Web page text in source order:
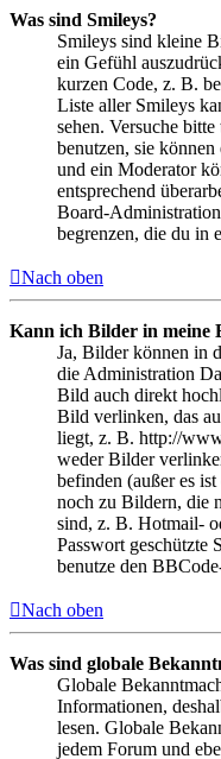
Was sind Smileys?
Smileys sind kleine
ein Gefühl
kurzen Code, z. B.
Liste aller Smileys
sehen. Versuche
benutzen, sie
und ein Moderator
entsprechend
Board-
begrenzen, die du in
Nach oben
Kann ich Bilder in meine
Ja, Bilder können in
die Administration
Bild auch direkt
Bild verlinken, das
liegt, z. B. http://
weder Bilder
befinden (außer es
noch zu Bildern, die
sind, z. B. Hotmail-
Passwort geschützte
benutze den
Nach oben
Was sind globale
Globale
Informationen,
lesen. Globale
jedem Forum und